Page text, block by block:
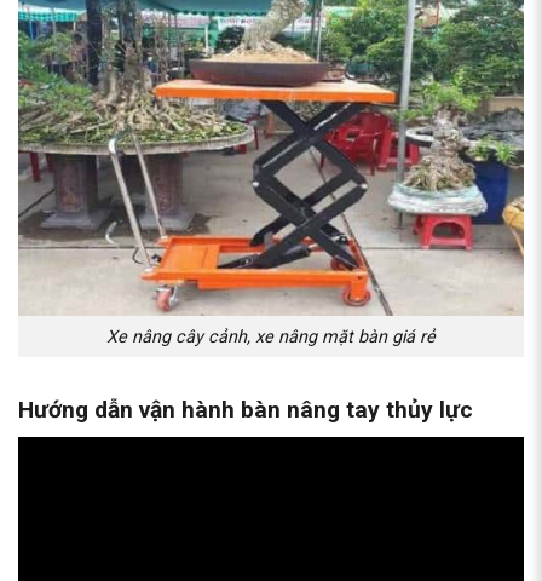
Xe nâng cây cảnh, xe nâng mặt bàn giá rẻ
Hướng dẫn vận hành bàn nâng tay thủy lực